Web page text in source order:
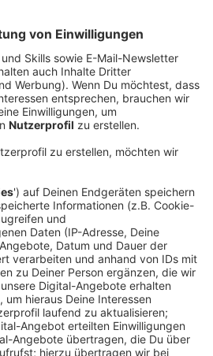
Statement eines
so freudig, so selbstsicher und
geblickt hat. Harry Styles’
Liebeslieden vollbepackt,
für Fans und Menschen mit und
zum Nachdenken anregen.
Kritik gefeierte Leadsingle,
brach Rekorde: Der Song stieg
auch in Großbritannien auf Platz
erreichte AIW ebenfalls #1 der
in den USA in nur einem
Song in der Geschichte
weltweit meistgestreamten
Jahres 2022. Gerade feierte
von "As It Was" bei seiner